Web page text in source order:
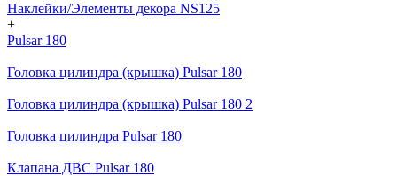
Наклейки/Элементы декора NS125
+
Pulsar 180
Головка цилиндра (крышка) Pulsar 180
Головка цилиндра (крышка) Pulsar 180 2
Головка цилиндра Pulsar 180
Клапана ДВС Pulsar 180